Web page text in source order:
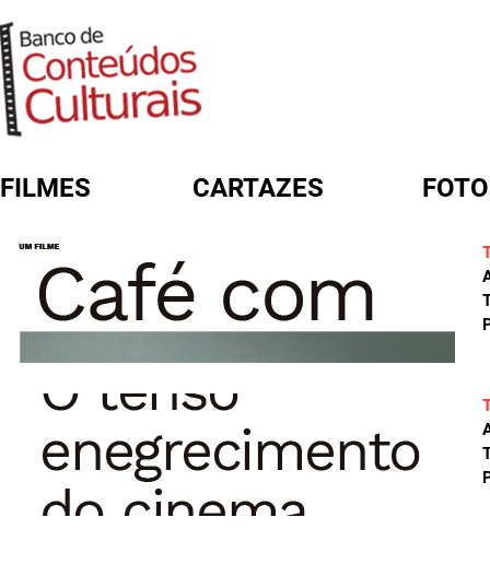
FILMES CARTAZES
FORMULÁRIO DE BUSCA